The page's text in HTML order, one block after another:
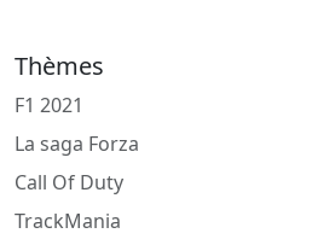
Thèmes
F1 2021
La saga Forza
Call Of Duty
TrackMania